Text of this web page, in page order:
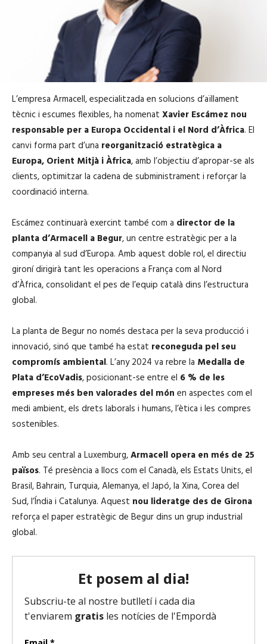
L’empresa Armacell, especialitzada en solucions d’aïllament
tècnic i escumes flexibles, ha nomenat Xavier Escámez nou
responsable per a Europa Occidental i el Nord d’Àfrica. El
canvi forma part d’una reorganització estratègica a
Europa, Orient Mitjà i Àfrica, amb l’objectiu d’apropar-se als
clients, optimitzar la cadena de subministrament i reforçar la
coordinació interna.
Escámez continuarà exercint també com a director de la
planta d’Armacell a Begur, un centre estratègic per a la
companyia al sud d’Europa. Amb aquest doble rol, el directiu
gironí dirigirà tant les operacions a França com al Nord
d’Àfrica, consolidant el pes de l’equip català dins l’estructura
global.
La planta de Begur no només destaca per la seva producció i
innovació, sinó que també ha estat reconeguda pel seu
compromís ambiental. L’any 2024 va rebre la Medalla de
Plata d’EcoVadis, posicionant-se entre el 6 % de les
empreses més ben valorades del món en aspectes com el
medi ambient, els drets laborals i humans, l’ètica i les compres
sostenibles.
Amb seu central a Luxemburg,Armacell opera en més de 25
països. Té presència a llocs com el Canadà, els Estats Units, el
Brasil, Bahrain, Turquia, Alemanya, el Japó, la Xina, Corea del
Sud, l’Índia i Catalunya. Aquest nou lideratge des de Girona
reforça el paper estratègic de Begur dins un grup industrial
global.